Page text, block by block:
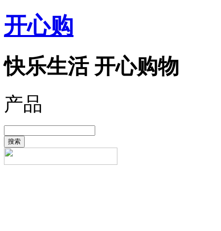
开心购
快乐生活 开心购物
产品
搜索